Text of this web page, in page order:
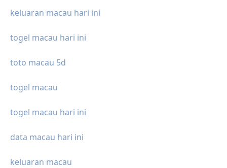
keluaran macau hari ini
togel macau hari ini
toto macau 5d
togel macau
togel macau hari ini
data macau hari ini
keluaran macau